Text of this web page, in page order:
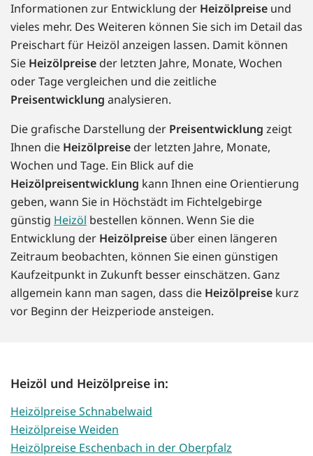
Informationen zur Entwicklung der Heizölpreise und
vieles mehr. Des Weiteren können Sie sich im Detail das
Preischart für Heizöl anzeigen lassen. Damit können
Sie Heizölpreise der letzten Jahre, Monate, Wochen
oder Tage vergleichen und die zeitliche
Preisentwicklung analysieren.
Die grafische Darstellung der Preisentwicklung zeigt
Ihnen die Heizölpreise der letzten Jahre, Monate,
Wochen und Tage. Ein Blick auf die
Heizölpreisentwicklung kann Ihnen eine Orientierung
geben, wann Sie in Höchstädt im Fichtelgebirge
günstig Heizöl bestellen können. Wenn Sie die
Entwicklung der Heizölpreise über einen längeren
Zeitraum beobachten, können Sie einen günstigen
Kaufzeitpunkt in Zukunft besser einschätzen. Ganz
allgemein kann man sagen, dass die Heizölpreise kurz
vor Beginn der Heizperiode ansteigen.
Heizöl und Heizölpreise in:
Heizölpreise Schnabelwaid
Heizölpreise Weiden
Heizölpreise Eschenbach in der Oberpfalz